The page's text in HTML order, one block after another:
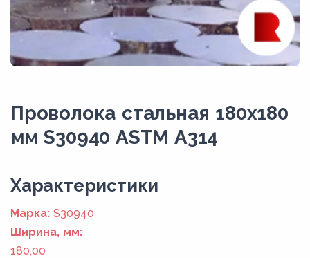
Проволока стальная 180х180
мм S30940 ASTM A314
Xарактеристики
Марка: S30940
Ширина, мм:
180,00